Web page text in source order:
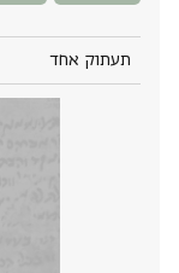
תעתוק אחד